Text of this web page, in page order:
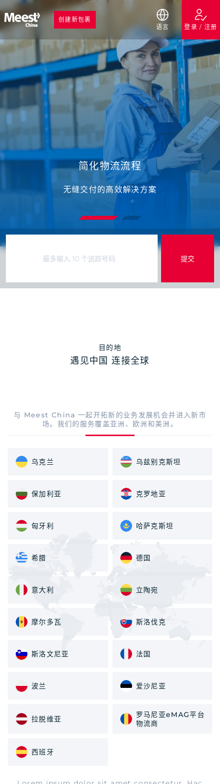
创建新包裹
语言
登录 / 注册
简化物流流程
无缝交付的高效解决方案
简化物流流程
无缝交付的高效解决方案
目的地
遇见中国 连接全球
与 Meest China 一起开拓新的业务发展机会并进入新市
场。我们的服务覆盖亚洲、欧洲和美洲。
乌克兰 乌兹别克斯坦
保加利亚 克罗地亚
匈牙利 哈萨克斯坦
希腊 德国
意大利 立陶宛
摩尔多瓦 斯洛伐克
斯洛文尼亚 法国
波兰 爱沙尼亚
拉脱维亚
罗马尼亚eMAG平台
物流商
西班牙